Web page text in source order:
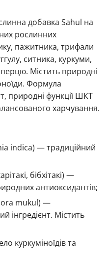
добавка Sahul на
рослинних
пажитника, трифали
ситника, куркуми,
Містить природні
Формула
природні функції ШКТ
харчування.
indica) — традиційний
бібхітакі) —
антиоксидантів;
mukul) —
інгредієнт. Містить
куркуміноїдів та